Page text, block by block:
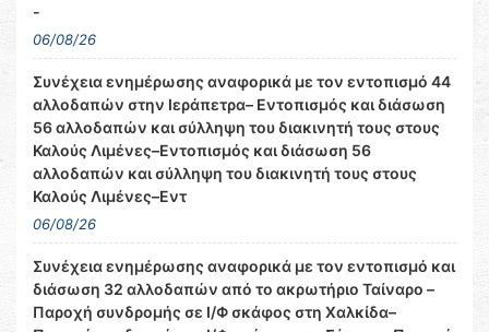
-
06/08/26
Συνέχεια ενημέρωσης αναφορικά με τον εντοπισμό 44
αλλοδαπών στην Ιεράπετρα– Εντοπισμός και διάσωση
56 αλλοδαπών και σύλληψη του διακινητή τους στους
Καλούς Λιμένες–Εντοπισμός και διάσωση 56
αλλοδαπών και σύλληψη του διακινητή τους στους
Καλούς Λιμένες–Εντ
06/08/26
Συνέχεια ενημέρωσης αναφορικά με τον εντοπισμό και
διάσωση 32 αλλοδαπών από το ακρωτήριο Ταίναρο –
Παροχή συνδρομής σε Ι/Φ σκάφος στη Χαλκίδα–